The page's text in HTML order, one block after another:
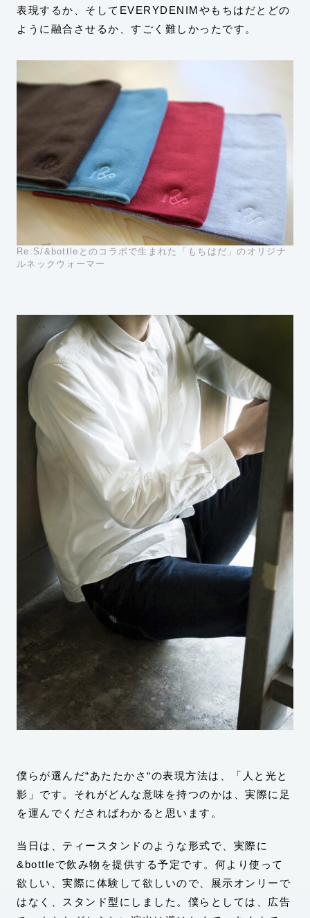
表現するか、そしてEVERYDENIMやもちはだとどの
ように融合させるか、すごく難しかったです。
Re:S/&bottleとのコラボで生まれた「もちはだ」のオリジナ
ルネックウォーマー
僕らが選んだ“あたたかさ“の表現方法は、「人と光と
影」です。それがどんな意味を持つのかは、実際に足
を運んでくださればわかると思います。
当日は、ティースタンドのような形式で、実際に
&bottleで飲み物を提供する予定です。何より使って
欲しい、実際に体験して欲しいので、展示オンリーで
はなく、スタンド型にしました。僕らとしては、広告